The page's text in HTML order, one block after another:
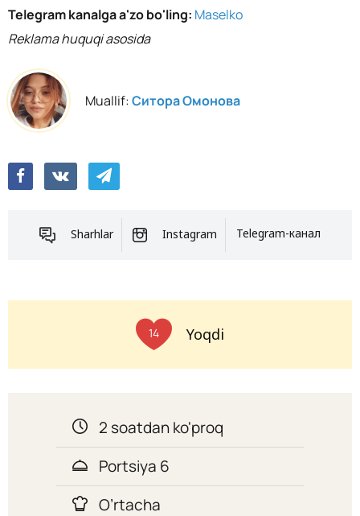
Telegram kanalga a'zo bo'ling: Maselko
Reklama huquqi asosida
Muallif:Ситора Омонова
Sharhlar Instagram Telegram-канал
14 Yoqdi
2 soatdan ko'proq
Portsiya 6
O’rtacha